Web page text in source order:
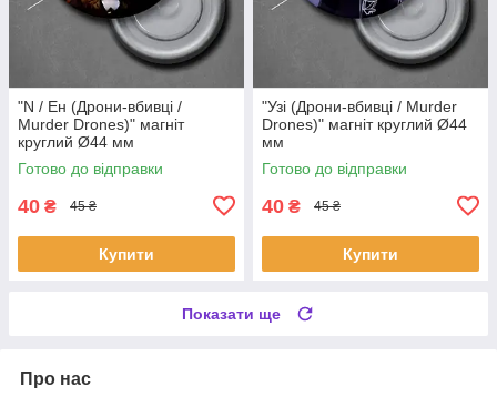
"N / Ен (Дрони-вбивці /
Murder Drones)" магніт
круглий Ø44 мм
Готово до відправки
40 ₴ 45 ₴
Купити
"Узі (Дрони-вбивці / Murder
Drones)" магніт круглий Ø44
мм
Готово до відправки
40 ₴ 45 ₴
Купити
Показати ще
Про нас